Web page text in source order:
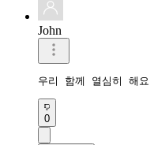
John
우리 함께 열심히 해요
0